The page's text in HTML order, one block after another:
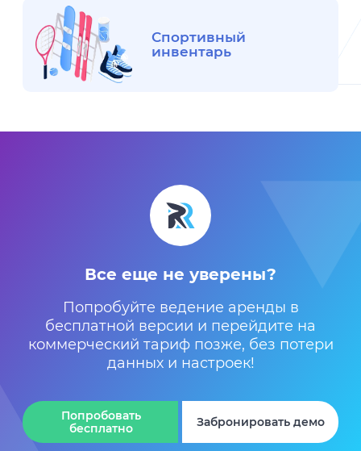
Спортивный
инвентарь
Все еще не уверены?
Попробуйте ведение аренды в
бесплатной версии и перейдите на
коммерческий тариф позже, без потери
данных и настроек!
Попробовать
бесплатно
Забронировать демо